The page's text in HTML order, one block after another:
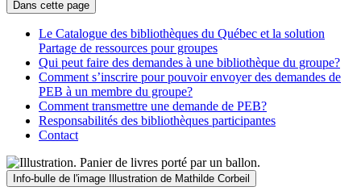
Dans cette page
Le Catalogue des bibliothèques du Québec et la solution
Partage de ressources pour groupes
Qui peut faire des demandes à une bibliothèque du groupe?
Comment s’inscrire pour pouvoir envoyer des demandes de
PEB à un membre du groupe?
Comment transmettre une demande de PEB?
Responsabilités des bibliothèques participantes
Contact
Info-bulle de l'image Illustration de Mathilde Corbeil